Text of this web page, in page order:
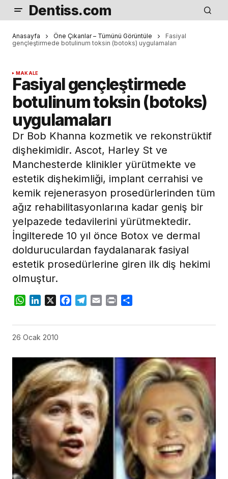
Dentiss.com
Anasayfa Öne Çıkanlar – Tümünü Görüntüle
Fasiyal
gençleştirmede botulinum toksin (botoks) uygulamaları
MAKALE
Fasiyal gençleştirmede
botulinum toksin (botoks)
uygulamaları
Dr Bob Khanna kozmetik ve rekonstrüktif
dişhekimidir. Ascot, Harley St ve
Manchesterde klinikler yürütmekte ve
estetik dişhekimliği, implant cerrahisi ve
kemik rejenerasyon prosedürlerinden tüm
ağız rehabilitasyonlarına kadar geniş bir
yelpazede tedavilerini yürütmektedir.
İngilterede 10 yıl önce Botox ve dermal
dolduruculardan faydalanarak fasiyal
estetik prosedürlerine giren ilk diş hekimi
olmuştur.
WhatsApp
LinkedIn
X Facebook
Telegram
Email Print
26 Ocak 2010